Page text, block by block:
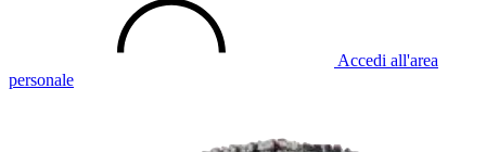
Accedi all'area
personale